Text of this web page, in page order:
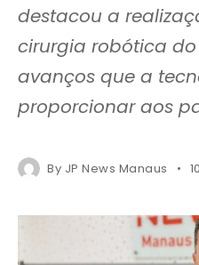
destacou a
cirurgia robótica
avanços que a
proporcionar aos
By JP News Manaus